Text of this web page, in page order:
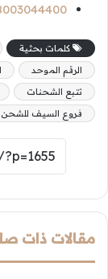
كلمات بحثية
الرقم الموحد
تتبع الشحنات
فروع السيف للشحن
مقالات ذات